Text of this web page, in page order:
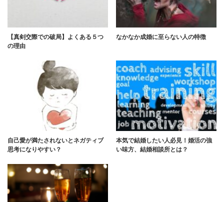
【真剣交際での破局】よくある５つ
の理由
なかなか成婚に至らない人の特徴
自己愛が満たされないとネガティブ
思考になりやすい？
本気で結婚したい人必見！婚活の強
い味方、結婚相談所とは？